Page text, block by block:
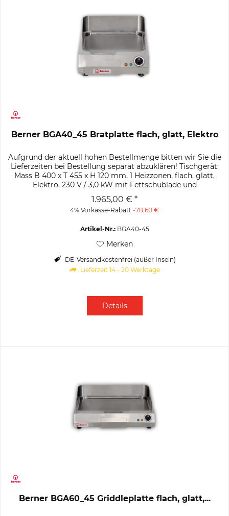
Berner BGA40_45 Bratplatte flach, glatt, Elektro
Aufgrund der aktuell hohen Bestellmenge bitten wir Sie die
Lieferzeiten bei Bestellung separat abzuklären! Tischgerät:
Mass B 400 x T 455 x H 120 mm, 1 Heizzonen, flach, glatt,
Elektro, 230 V / 3,0 kW mit Fettschublade und
abnehmbarem...
1.965,00 € *
4% Vorkasse-Rabatt-78,60 €
Artikel-Nr.:BGA40-45
Merken
DE-Versandkostenfrei (außer Inseln)
Lieferzeit 14 - 20 Werktage
Details
Berner BGA60_45 Griddleplatte flach, glatt,...